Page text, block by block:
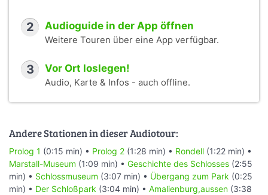
2 Audioguide in der App öffnen
Weitere Touren über eine App verfügbar.
3 Vor Ort loslegen!
Audio, Karte & Infos - auch offline.
Andere Stationen in dieser Audiotour:
Prolog 1 (0:15 min) • Prolog 2 (1:28 min) • Rondell (1:22 min) •
Marstall-Museum (1:09 min) • Geschichte des Schlosses (2:55
min) • Schlossmuseum (3:07 min) • Übergang zum Park (0:25
min) • Der Schloßpark (3:04 min) • Amalienburg,aussen (3:38